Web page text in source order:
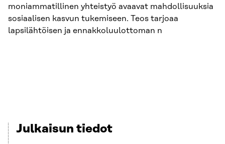
moniammatillinen yhteistyö avaavat mahdollisuuksia
sosiaalisen kasvun tukemiseen. Teos tarjoaa
lapsilähtöisen ja ennakkoluulottoman n
Julkaisun tiedot